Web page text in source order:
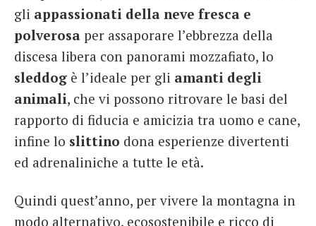
gli appassionati della neve fresca e
polverosa per assaporare l’ebbrezza della
discesa libera con panorami mozzafiato, lo
sleddog è l’ideale per gli amanti degli
animali, che vi possono ritrovare le basi del
rapporto di fiducia e amicizia tra uomo e cane,
infine lo slittino dona esperienze divertenti
ed adrenaliniche a tutte le età.
Quindi quest’anno, per vivere la montagna in
modo alternativo, ecosostenibile e ricco di